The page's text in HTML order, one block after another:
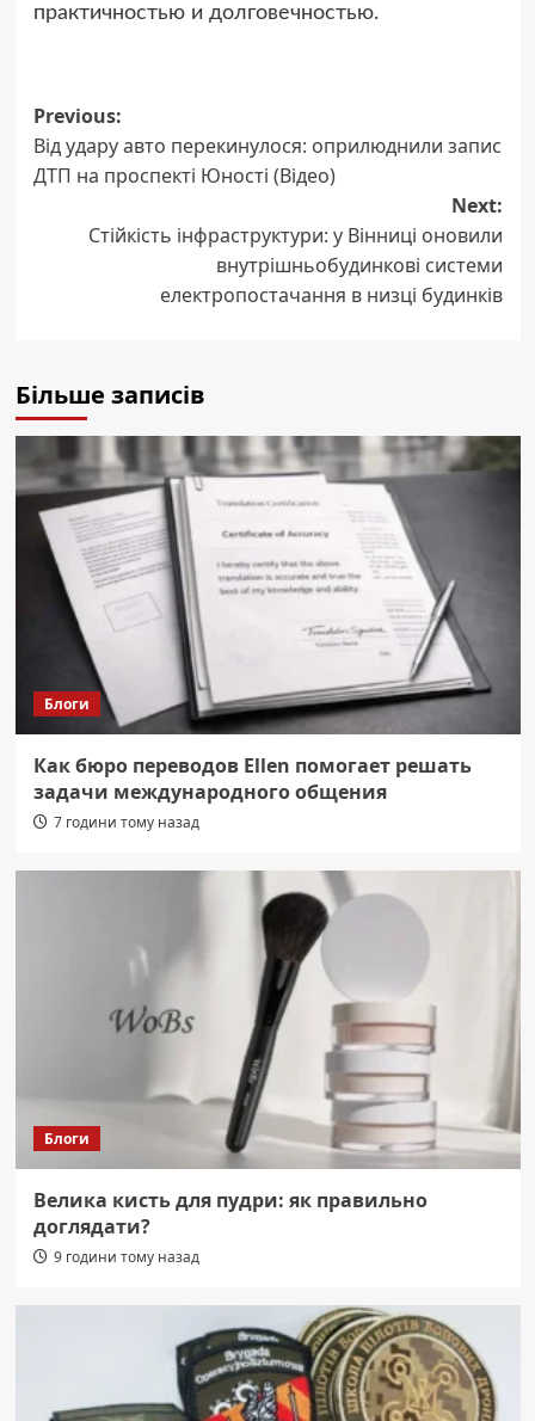
практичностью и долговечностью.
Post
navigation
Previous:
Від удару авто перекинулося: оприлюднили запис
ДТП на проспекті Юності (Відео)
Next:
Стійкість інфраструктури: у Вінниці оновили
внутрішньобудинкові системи
електропостачання в низці будинків
Більше записів
Блоги
Как бюро переводов Ellen помогает решать
задачи международного общения
7 години тому назад
Блоги
Велика кисть для пудри: як правильно
доглядати?
9 години тому назад